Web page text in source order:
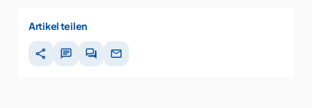
Artikel teilen
share chat forum mail